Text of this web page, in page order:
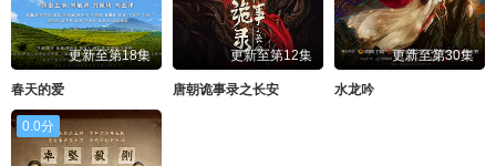
更新至第18集
春天的爱
更新至第12集
唐朝诡事录之长安
更新至第30集
水龙吟
0.0分